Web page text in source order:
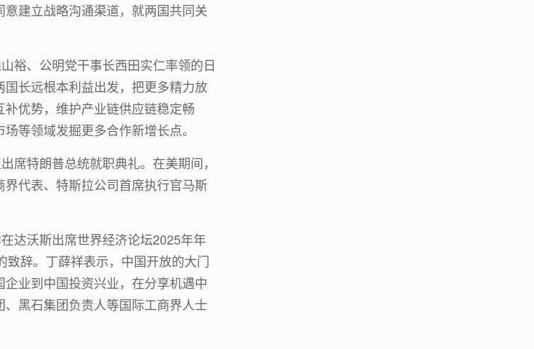
建立战略沟通渠道，就两国共同关
裕、公明党干事长西田实仁率领的日
长远根本利益出发，把更多精力放
优势，维护产业链供应链稳定畅
等领域发掘更多合作新增长点。
席特朗普总统就职典礼。在美期间，
代表、特斯拉公司首席执行官马斯
达沃斯出席世界经济论坛2025年年
致辞。丁薛祥表示，中国开放的大门
业到中国投资兴业，在分享机遇中
黑石集团负责人等国际工商界人士